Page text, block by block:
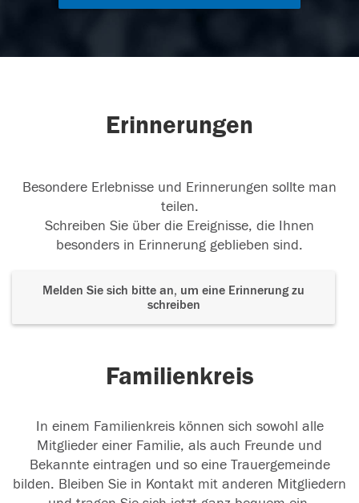
Erinnerungen
Besondere Erlebnisse und Erinnerungen sollte man
teilen.
Schreiben Sie über die Ereignisse, die Ihnen
besonders in Erinnerung geblieben sind.
Melden Sie sich bitte an, um eine Erinnerung zu
schreiben
Familienkreis
In einem Familienkreis können sich sowohl alle
Mitglieder einer Familie, als auch Freunde und
Bekannte eintragen und so eine Trauergemeinde
bilden. Bleiben Sie in Kontakt mit anderen Mitgliedern